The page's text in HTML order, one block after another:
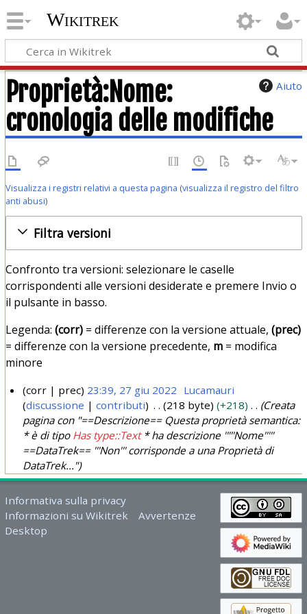
Wikitrek
Aiuto
Proprietà:Nome:
cronologia delle modifiche
Visualizza i registri relativi a questa pagina (visualizza il registro del filtro
anti abusi)
Filtra versioni
Confronto tra versioni: selezionare le caselle
corrispondenti alle versioni desiderate e premere Invio o
il pulsante in basso.
Legenda: (corr)= differenze con la versione attuale, (prec)
= differenze con la versione precedente, m= modifica
minore
u
2
0
2
corr prec 23:39, 27 giu 2022 Lucamauri
discussione
contributi 218 byte +218
Creata
pagina con "==Descrizione== Questa proprietà semantica:
* è di tipo Has type::Text* ha descrizione '''''Nome'''''
==DataTrek== '''Non''' corrisponde a una Proprietà di
DataTrek..."
Informativa sulla privacy
Informazioni su Wikitrek
Avvertenze
Desktop